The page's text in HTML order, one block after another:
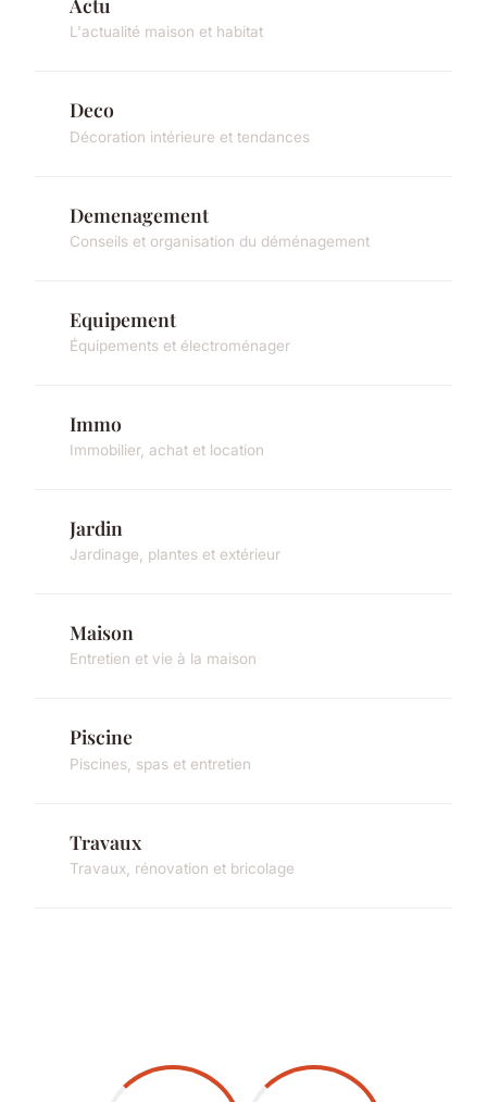
Actu
L'actualité maison et habitat
Deco
Décoration intérieure et tendances
Demenagement
Conseils et organisation du déménagement
Equipement
Équipements et électroménager
Immo
Immobilier, achat et location
Jardin
Jardinage, plantes et extérieur
Maison
Entretien et vie à la maison
Piscine
Piscines, spas et entretien
Travaux
Travaux, rénovation et bricolage